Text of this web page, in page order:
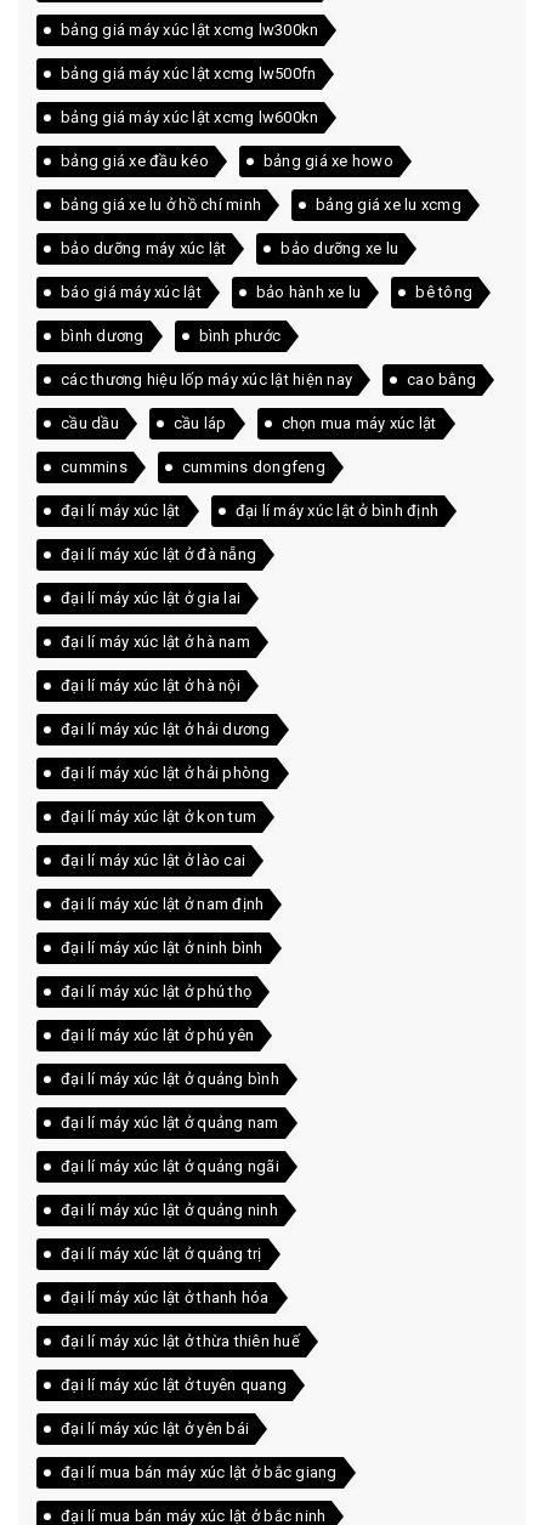
bảng giá máy xúc lật xcmg lw300kn
bảng giá máy xúc lật xcmg lw500fn
bảng giá máy xúc lật xcmg lw600kn
bảng giá xe đầu kéo bảng giá xe howo
bảng giá xe lu ở hồ chí minh bảng giá xe lu xcmg
bảo dưỡng máy xúc lật bảo dưỡng xe lu
báo giá máy xúc lật bảo hành xe lu bê tông
bình dương bình phước
các thương hiệu lốp máy xúc lật hiện nay cao bằng
cầu dầu cầu láp chọn mua máy xúc lật
cummins cummins dongfeng
đại lí máy xúc lật đại lí máy xúc lật ở bình định
đại lí máy xúc lật ở đà nẵng
đại lí máy xúc lật ở gia lai
đại lí máy xúc lật ở hà nam
đại lí máy xúc lật ở hà nội
đại lí máy xúc lật ở hải dương
đại lí máy xúc lật ở hải phòng
đại lí máy xúc lật ở kon tum
đại lí máy xúc lật ở lào cai
đại lí máy xúc lật ở nam định
đại lí máy xúc lật ở ninh bình
đại lí máy xúc lật ở phú thọ
đại lí máy xúc lật ở phú yên
đại lí máy xúc lật ở quảng bình
đại lí máy xúc lật ở quảng nam
đại lí máy xúc lật ở quảng ngãi
đại lí máy xúc lật ở quảng ninh
đại lí máy xúc lật ở quảng trị
đại lí máy xúc lật ở thanh hóa
đại lí máy xúc lật ở thừa thiên huế
đại lí máy xúc lật ở tuyên quang
đại lí máy xúc lật ở yên bái
đại lí mua bán máy xúc lật ở bắc giang
đại lí mua bán máy xúc lật ở bắc ninh